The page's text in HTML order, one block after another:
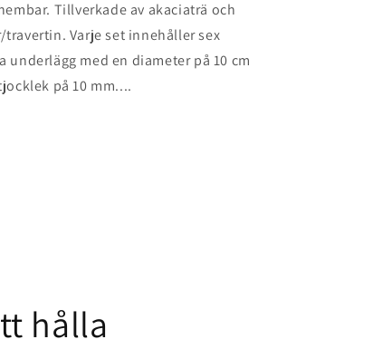
Tillverkade av akaciaträ och
travertin. Varje set innehåller sex
underlägg med en diameter på 10 cm
på 10 mm....
hålla